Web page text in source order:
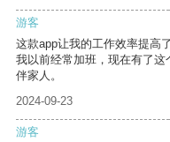
游客
这款app让我的工作效率提高
我以前经常加班，现在有了
伴家人。
2024-09-23
游客